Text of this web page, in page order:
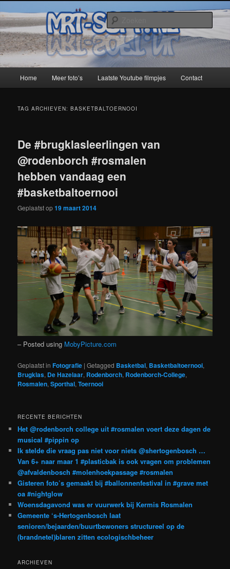
naar
de
primaire
inhoud
naar
de
secundaire
inhoudMRT-Soft
Home Meer foto’s Laatste Youtube filmpjes Contact
TAG ARCHIEVEN:BASKETBALTOERNOOI
De #brugklasleerlingen van
@rodenborch #rosmalen
hebben vandaag een
#basketbaltoernooi
Geplaatst op19 maart 2014
– Posted using MobyPicture.com
Geplaatst in Fotografie |Getagged Basketbal, Basketbaltoernooi,
Brugklas, De Hazelaar, Rodenborch, Rodenborch-College,
Rosmalen,Sporthal,Toernooi
RECENTE BERICHTEN
Het @rodenborch college uit #rosmalen voert deze dagen de
musical #pippin op
Ik stelde die vraag pas niet voor niets @shertogenbosch …
Van 6+ naar maar 1 #plasticbak is ook vragen om problemen
@afvaldenbosch #molenhoekpassage #rosmalen
Gisteren foto’s gemaakt bij #ballonnenfestival in #grave met
oa #nightglow
Woensdagavond was er vuurwerk bij Kermis Rosmalen
Gemeente ‘s-Hertogenbosch laat
senioren/bejaarden/buurtbewoners structureel op de
(brandnetel)blaren zitten ecologischbeheer
ARCHIEVEN